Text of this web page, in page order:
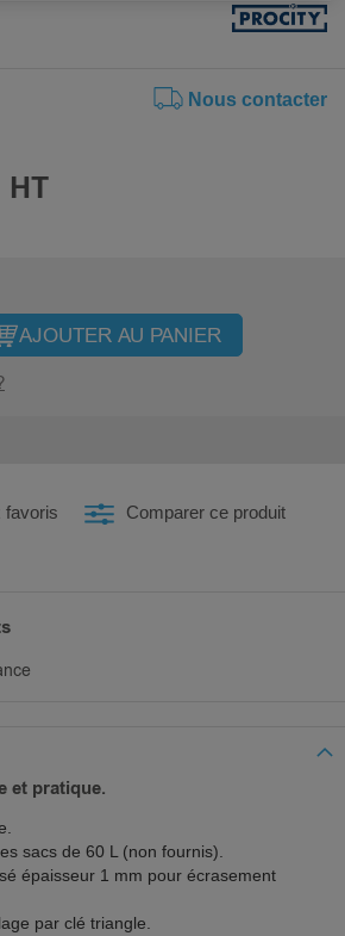
Nous contacter
AJOUTER AU PANIER
favoris Comparer ce produit
et pratique.
sacs de 60 L (non fournis).
épaisseur 1 mm pour écrasement
par clé triangle.